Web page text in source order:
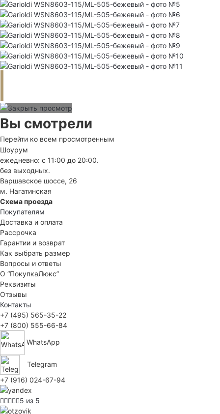
Вы смотрели
Перейти ко всем просмотренным
Шоурум
ежедневно: с 11:00 до 20:00.
без выходных.
Варшавское шоссе, 26
м. Нагатинская
Схема проезда
Покупателям
Доставка и оплата
Рассрочка
Гарантии и возврат
Как выбрать размер
Вопросы и ответы
О “ПокупкаЛюкс”
Реквизиты
Отзывы
Контакты
+7 (495) 565-35-22
+7 (800) 555-66-84
WhatsApp
Telegram
+7 (916) 024-67-94
5 из 5